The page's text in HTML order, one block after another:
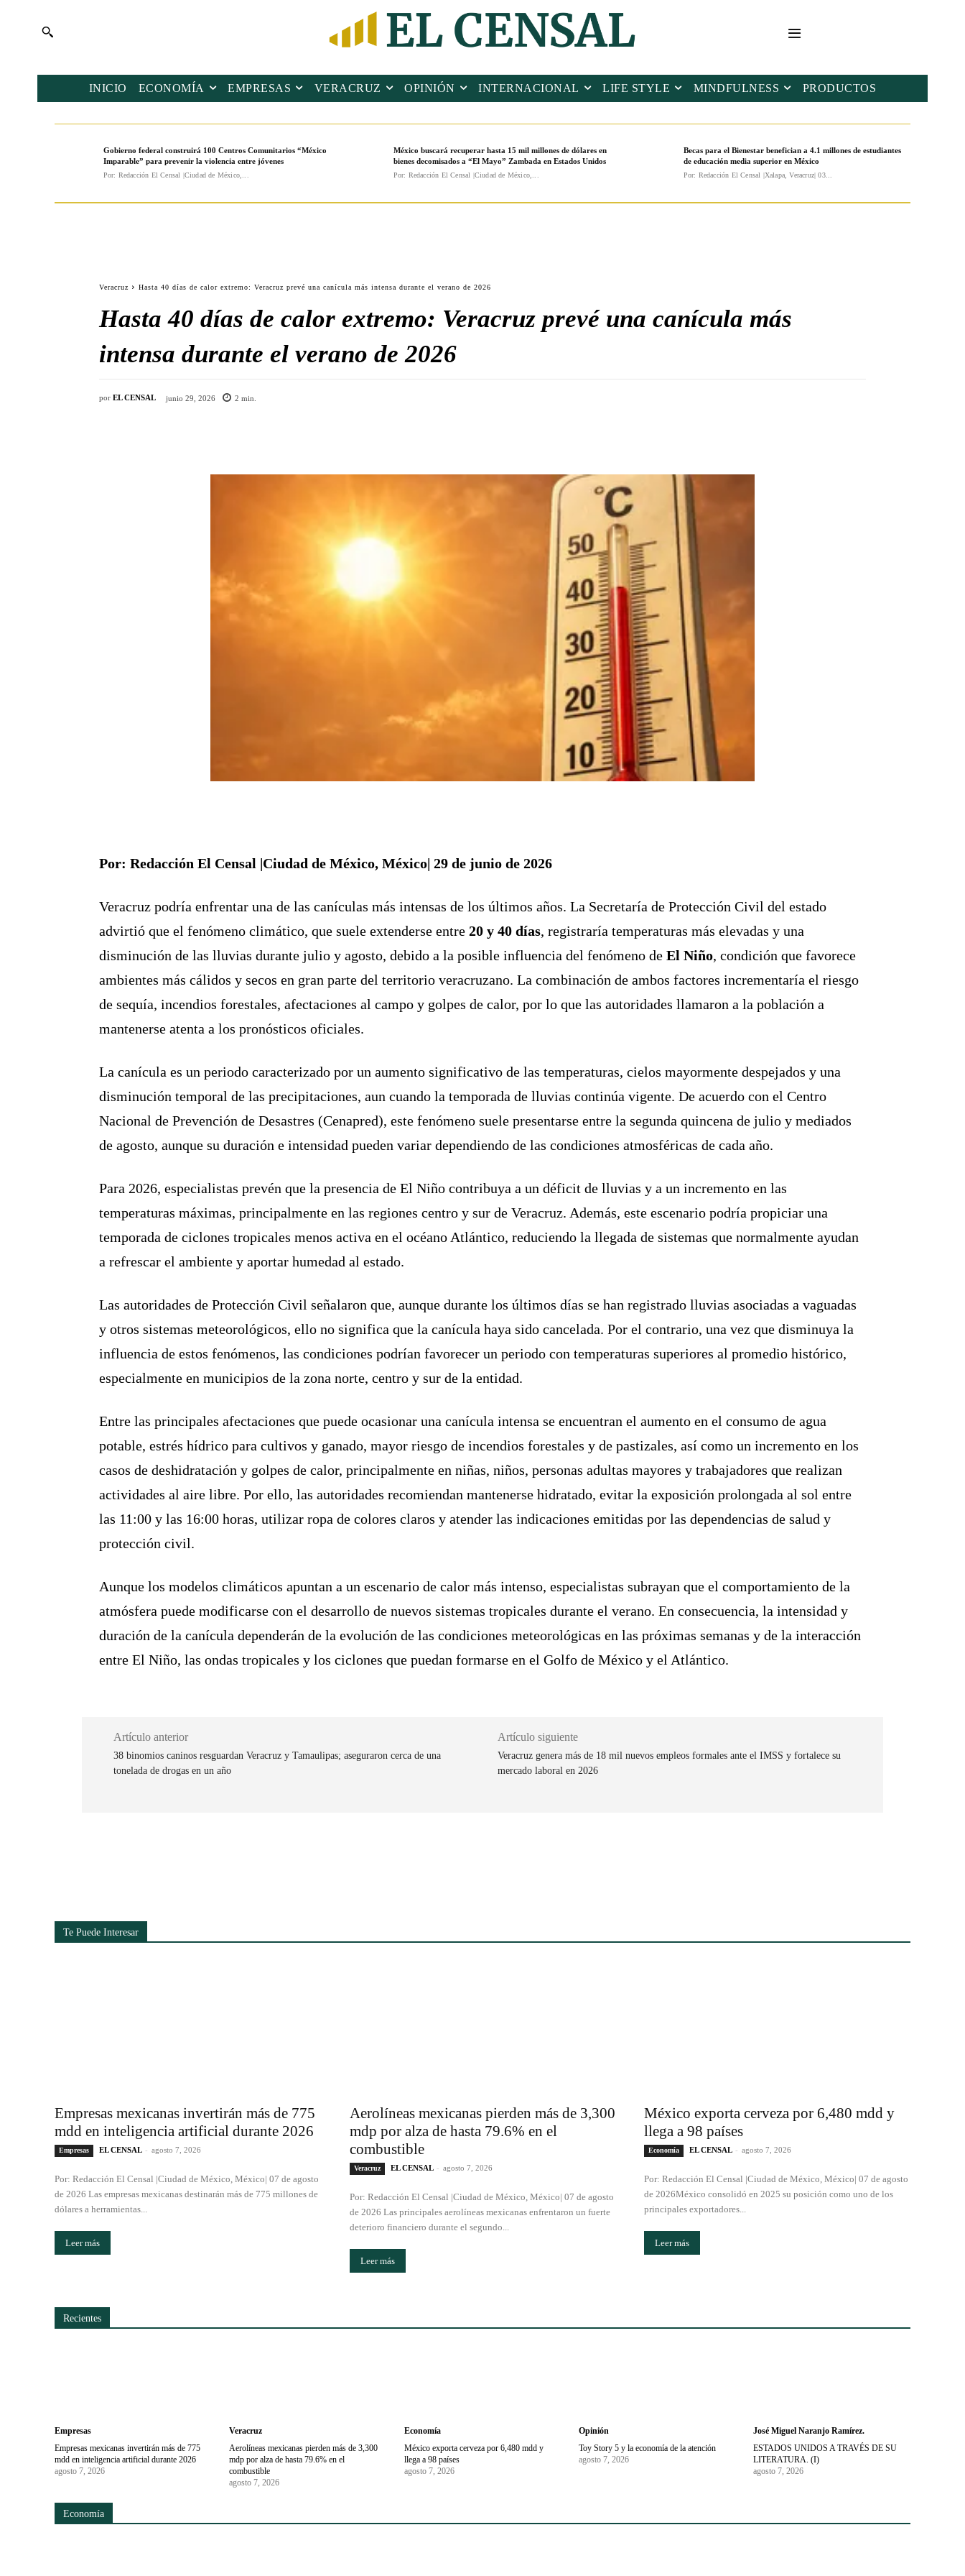
INICIO ECONOMÍA EMPRESAS VERACRUZ OPINIÓN INTERNACIONAL LIFE STYLE MINDFULNESS PRODUCTOS
Gobierno federal construirá 100 Centros Comunitarios “México
Imparable” para prevenir la violencia entre jóvenes
Por: Redacción El Censal |Ciudad de México,...
México buscará recuperar hasta 15 mil millones de dólares en
bienes decomisados a “El Mayo” Zambada en Estados Unidos
Por: Redacción El Censal |Ciudad de México,...
Becas para el Bienestar benefician a 4.1 millones de estudiantes
de educación media superior en México
Por: Redacción El Censal |Xalapa, Veracruz| 03...
Veracruz Hasta 40 días de calor extremo: Veracruz prevé una canícula más intensa durante el verano de 2026
Hasta 40 días de calor extremo: Veracruz prevé una canícula más
intensa durante el verano de 2026
por EL CENSAL junio 29, 2026 2 min.
Por: Redacción El Censal |Ciudad de México, México| 29 de junio de 2026
Veracruz podría enfrentar una de las canículas más intensas de los últimos años. La Secretaría de Protección Civil del estado
advirtió que el fenómeno climático, que suele extenderse entre 20 y 40 días, registraría temperaturas más elevadas y una
disminución de las lluvias durante julio y agosto, debido a la posible influencia del fenómeno de El Niño, condición que favorece
ambientes más cálidos y secos en gran parte del territorio veracruzano. La combinación de ambos factores incrementaría el riesgo
de sequía, incendios forestales, afectaciones al campo y golpes de calor, por lo que las autoridades llamaron a la población a
mantenerse atenta a los pronósticos oficiales.
La canícula es un periodo caracterizado por un aumento significativo de las temperaturas, cielos mayormente despejados y una
disminución temporal de las precipitaciones, aun cuando la temporada de lluvias continúa vigente. De acuerdo con el Centro
Nacional de Prevención de Desastres (Cenapred), este fenómeno suele presentarse entre la segunda quincena de julio y mediados
de agosto, aunque su duración e intensidad pueden variar dependiendo de las condiciones atmosféricas de cada año.
Para 2026, especialistas prevén que la presencia de El Niño contribuya a un déficit de lluvias y a un incremento en las
temperaturas máximas, principalmente en las regiones centro y sur de Veracruz. Además, este escenario podría propiciar una
temporada de ciclones tropicales menos activa en el océano Atlántico, reduciendo la llegada de sistemas que normalmente ayudan
a refrescar el ambiente y aportar humedad al estado.
Las autoridades de Protección Civil señalaron que, aunque durante los últimos días se han registrado lluvias asociadas a vaguadas
y otros sistemas meteorológicos, ello no significa que la canícula haya sido cancelada. Por el contrario, una vez que disminuya la
influencia de estos fenómenos, las condiciones podrían favorecer un periodo con temperaturas superiores al promedio histórico,
especialmente en municipios de la zona norte, centro y sur de la entidad.
Entre las principales afectaciones que puede ocasionar una canícula intensa se encuentran el aumento en el consumo de agua
potable, estrés hídrico para cultivos y ganado, mayor riesgo de incendios forestales y de pastizales, así como un incremento en los
casos de deshidratación y golpes de calor, principalmente en niñas, niños, personas adultas mayores y trabajadores que realizan
actividades al aire libre. Por ello, las autoridades recomiendan mantenerse hidratado, evitar la exposición prolongada al sol entre
las 11:00 y las 16:00 horas, utilizar ropa de colores claros y atender las indicaciones emitidas por las dependencias de salud y
protección civil.
Aunque los modelos climáticos apuntan a un escenario de calor más intenso, especialistas subrayan que el comportamiento de la
atmósfera puede modificarse con el desarrollo de nuevos sistemas tropicales durante el verano. En consecuencia, la intensidad y
duración de la canícula dependerán de la evolución de las condiciones meteorológicas en las próximas semanas y de la interacción
entre El Niño, las ondas tropicales y los ciclones que puedan formarse en el Golfo de México y el Atlántico.
Artículo anterior
38 binomios caninos resguardan Veracruz y Tamaulipas; aseguraron cerca de una
tonelada de drogas en un año
Artículo siguiente
Veracruz genera más de 18 mil nuevos empleos formales ante el IMSS y fortalece su
mercado laboral en 2026
Te Puede Interesar
Empresas mexicanas invertirán más de 775
mdd en inteligencia artificial durante 2026
Empresas EL CENSAL - agosto 7, 2026
Por: Redacción El Censal |Ciudad de México, México| 07 de agosto
de 2026 Las empresas mexicanas destinarán más de 775 millones de
dólares a herramientas...
Leer más
Aerolíneas mexicanas pierden más de 3,300
mdp por alza de hasta 79.6% en el
combustible
Veracruz EL CENSAL - agosto 7, 2026
Por: Redacción El Censal |Ciudad de México, México| 07 de agosto
de 2026 Las principales aerolíneas mexicanas enfrentaron un fuerte
deterioro financiero durante el segundo...
Leer más
México exporta cerveza por 6,480 mdd y
llega a 98 países
Economía EL CENSAL - agosto 7, 2026
Por: Redacción El Censal |Ciudad de México, México| 07 de agosto
de 2026México consolidó en 2025 su posición como uno de los
principales exportadores...
Leer más
Recientes
Empresas
Empresas mexicanas invertirán más de 775
mdd en inteligencia artificial durante 2026
agosto 7, 2026
Veracruz
Aerolíneas mexicanas pierden más de 3,300
mdp por alza de hasta 79.6% en el
combustible
agosto 7, 2026
Economía
México exporta cerveza por 6,480 mdd y
llega a 98 países
agosto 7, 2026
Opinión
Toy Story 5 y la economía de la atención
agosto 7, 2026
José Miguel Naranjo Ramírez.
ESTADOS UNIDOS A TRAVÉS DE SU
LITERATURA. (I)
agosto 7, 2026
Economía